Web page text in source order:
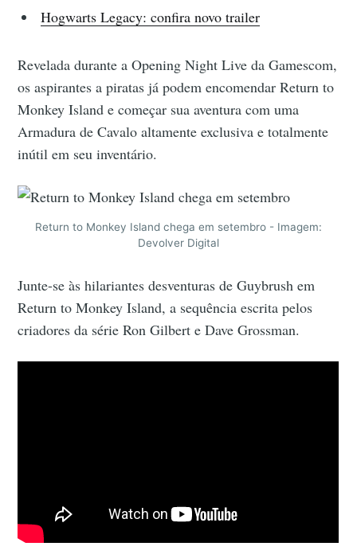
Hogwarts Legacy: confira novo trailer
Revelada durante a Opening Night Live da Gamescom,
os aspirantes a piratas já podem encomendar Return to
Monkey Island e começar sua aventura com uma
Armadura de Cavalo altamente exclusiva e totalmente
inútil em seu inventário.
Return to Monkey Island chega em setembro - Imagem:
Devolver Digital
Junte-se às hilariantes desventuras de Guybrush em
Return to Monkey Island, a sequência escrita pelos
criadores da série Ron Gilbert e Dave Grossman.